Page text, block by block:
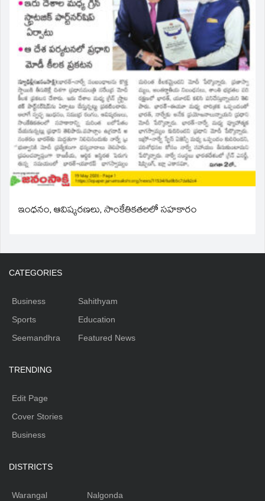
ఇంధనం, ఆవిష్కరణలు, సాంకేతికతలలో సహకారం
CATEGORIES
Business
Sports
Seemandhra
Sahithyam
Education
Featured News
TRENDING
Edit Page
Cover Stories
Business
DISTRICTS
Warangal
Nalgonda